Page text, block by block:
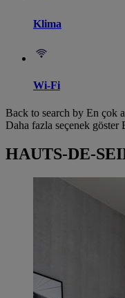
Klima
Wi-Fi
Back to search by En çok
Daha fazla seçenek göster
HAUTS-DE-